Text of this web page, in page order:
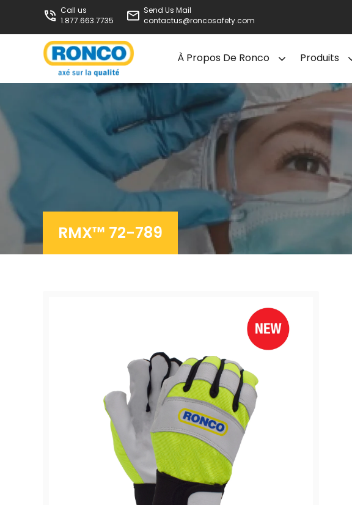
Call us
1.877.663.7735
Send Us Mail
contactus@roncosafety.com
À Propos De Ronco Produits
RMX™ 72-789